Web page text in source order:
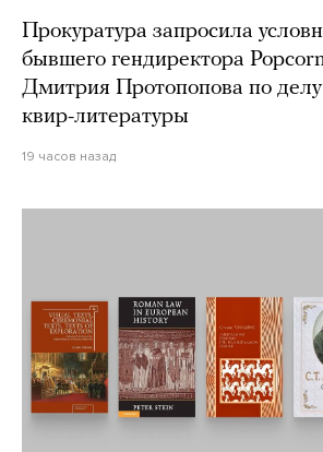
Прокуратура запросила
бывшего гендиректора
Дмитрия Протопопова по
квир-литературы
19 часов назад